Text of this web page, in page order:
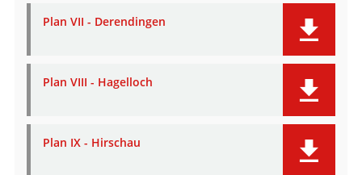
Plan VII - Derendingen
Plan VIII - Hagelloch
Plan IX - Hirschau